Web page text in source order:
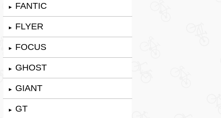
► FANTIC
► FLYER
► FOCUS
► GHOST
► GIANT
► GT